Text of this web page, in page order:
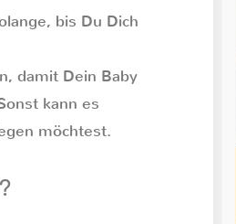
bis Du Dich
damit Dein Baby
kann es
möchtest.